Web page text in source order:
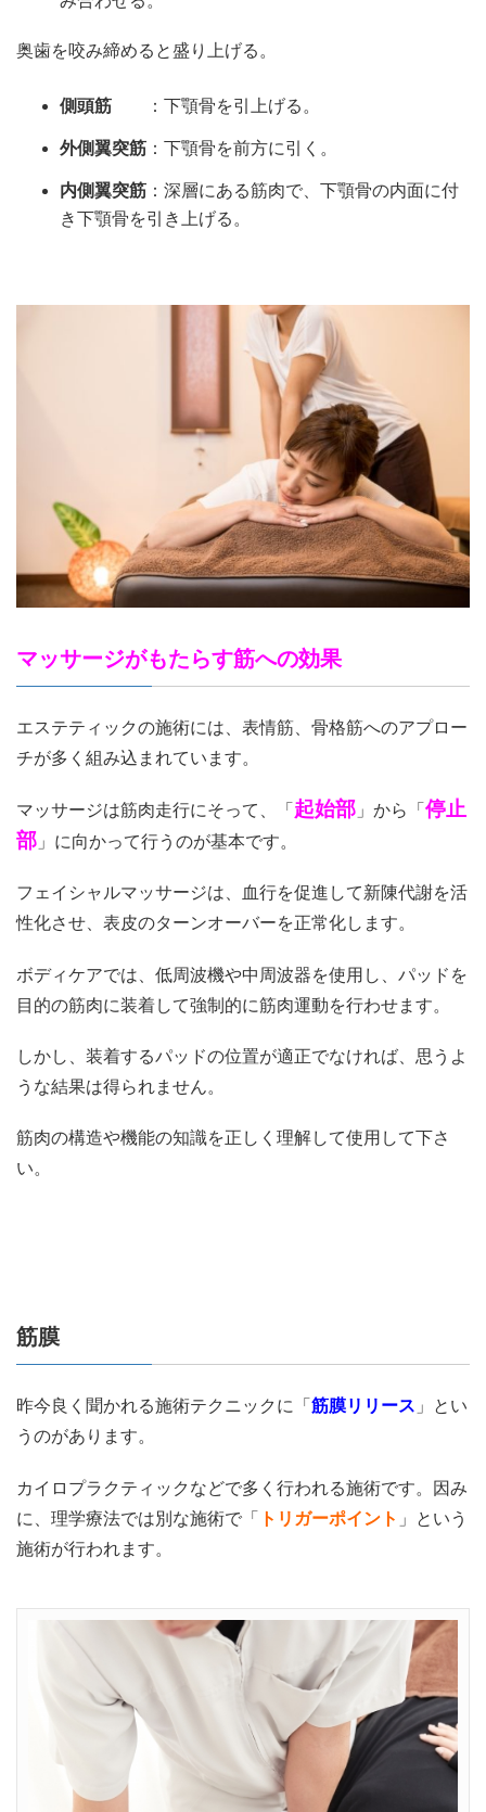
奥歯を咬み締めると盛り上げる。
側頭筋 ：下顎骨を引上げる。
外側翼突筋 ：下顎骨を前方に引く。
内側翼突筋 ：深層にある筋肉で、下顎骨の内面に付
き下顎骨を引き上げる。
マッサージがもたらす筋への効果
エステティックの施術には、表情筋、骨格筋へのアプロー
チが多く組み込まれています。
マッサージは筋肉走行にそって、「 起始部 」から「 停止
部 」に向かって行うのが基本です。
フェイシャルマッサージは、血行を促進して新陳代謝を活
性化させ、表皮のターンオーバーを正常化します。
ボディケアでは、低周波機や中周波器を使用し、パッドを
目的の筋肉に装着して強制的に筋肉運動を行わせます。
しかし、装着するパッドの位置が適正でなければ、思うよ
うな結果は得られません。
筋肉の構造や機能の知識を正しく理解して使用して下さ
い。
筋膜
昨今良く聞かれる施術テクニックに「 筋膜リリース 」とい
うのがあります。
カイロプラクティックなどで多く行われる施術です。因み
に、理学療法では別な施術で「
トリガーポイント 」という
施術が行われます。